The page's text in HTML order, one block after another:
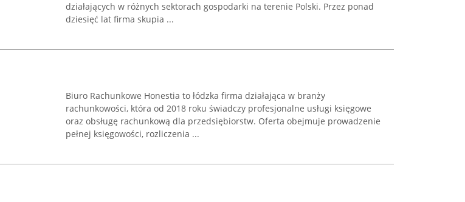
działających w różnych sektorach gospodarki na terenie Polski. Przez ponad
dziesięć lat firma skupia ...
Biuro Rachunkowe Honestia to łódzka firma działająca w branży
rachunkowości, która od 2018 roku świadczy profesjonalne usługi księgowe
oraz obsługę rachunkową dla przedsiębiorstw. Oferta obejmuje prowadzenie
pełnej księgowości, rozliczenia ...